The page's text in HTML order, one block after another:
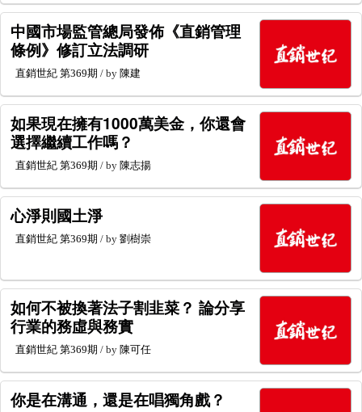
中國市場監管總局發佈《直銷管理
條例》修訂立法調研
直銷世紀 第369期 / by 陳建
如果現在擁有1000萬美金，你還會
選擇繼續工作嗎？
直銷世紀 第369期 / by 陳志揚
心淨則國土淨
直銷世紀 第369期 / by 劉樹崇
如何不被換著法子割韭菜？ 論分享
行業的務虛與務實
直銷世紀 第369期 / by 陳可任
你是在溝通，還是在唱獨角戲？